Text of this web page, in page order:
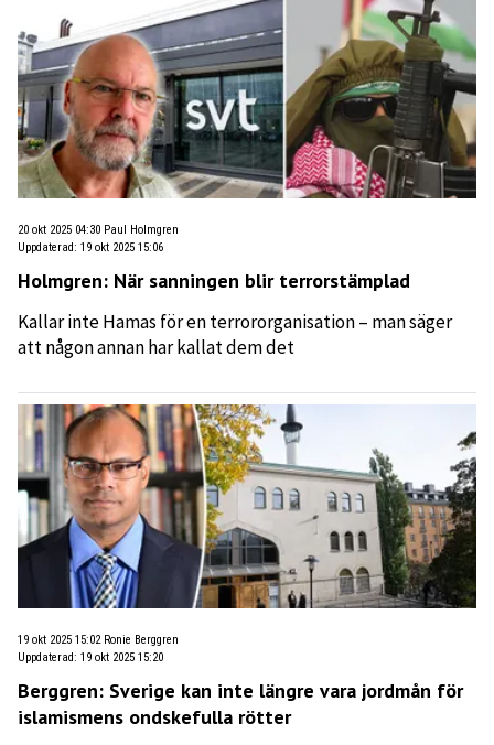
20 okt 2025 04:30 Paul Holmgren
Uppdaterad: 19 okt 2025 15:06
Holmgren: När sanningen blir terrorstämplad
Kallar inte Hamas för en terrororganisation – man säger
att någon annan har kallat dem det
19 okt 2025 15:02 Ronie Berggren
Uppdaterad: 19 okt 2025 15:20
Berggren: Sverige kan inte längre vara jordmån för
islamismens ondskefulla rötter